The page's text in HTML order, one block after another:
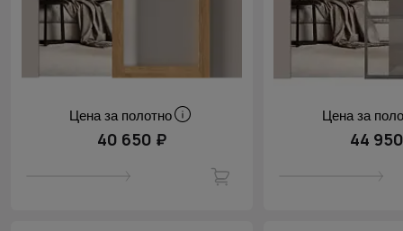
Цена за полотно
40 650 ₽
Цена за
44